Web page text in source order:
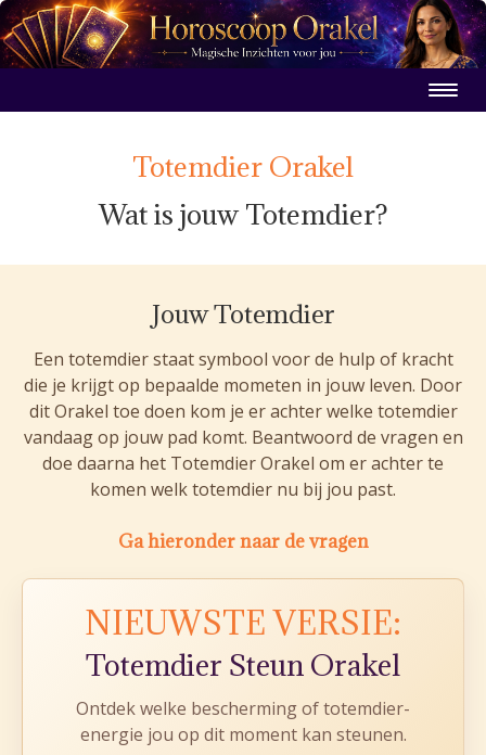
Totemdier Orakel
Wat is jouw Totemdier?
Jouw Totemdier
Een totemdier staat symbool voor de hulp of kracht
die je krijgt op bepaalde mometen in jouw leven. Door
dit Orakel toe doen kom je er achter welke totemdier
vandaag op jouw pad komt. Beantwoord de vragen en
doe daarna het Totemdier Orakel om er achter te
komen welk totemdier nu bij jou past.
Ga hieronder naar de vragen
NIEUWSTE VERSIE:
Totemdier Steun Orakel
Ontdek welke bescherming of totemdier-
energie jou op dit moment kan steunen.